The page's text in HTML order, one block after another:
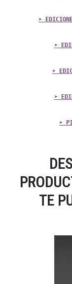
➤
➤
➤
➤
➤
TE